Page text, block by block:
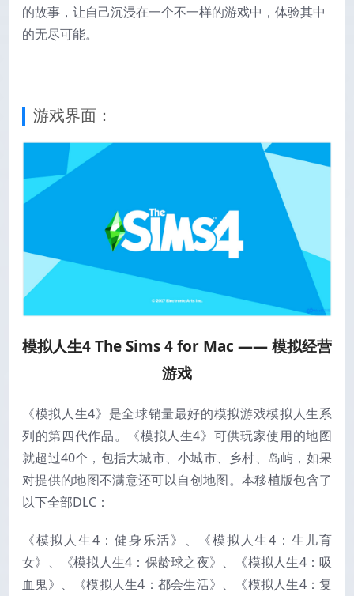
的故事，让自己沉浸在一个不一样的游戏中，体验其中
的无尽可能。
游戏界面：
模拟人生4 The Sims 4 for Mac —— 模拟经营
游戏
《模拟人生4》是全球销量最好的模拟游戏模拟人生系
列的第四代作品。《模拟人生4》可供玩家使用的地图
就超过40个，包括大城市、小城市、乡村、岛屿，如果
对提供的地图不满意还可以自创地图。本移植版包含了
以下全部DLC：
《模拟人生4：健身乐活》、
《模拟人生4：生儿育
女》、《模拟人生4：保龄球之夜》、《模拟人生4：吸
血鬼》、《模拟人生4：都会生活》、《模拟人生4：复